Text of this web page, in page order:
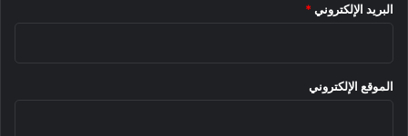
البريد الإلكتروني *
الموقع الإلكتروني